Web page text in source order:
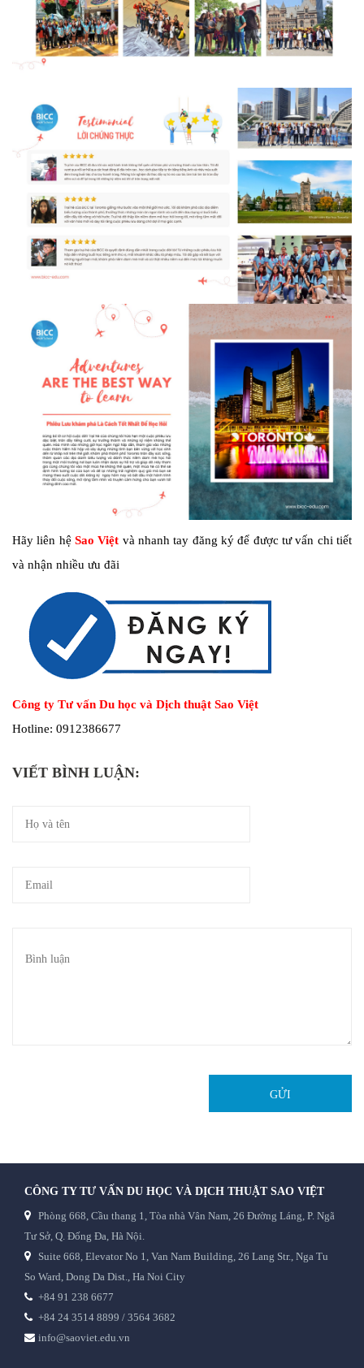
Hãy liên hệ Sao Việt và nhanh tay đăng ký để được tư vấn chi tiết
và nhận nhiều ưu đãi
Công ty Tư vấn Du học và Dịch thuật Sao Việt
Hotline: 0912386677
VIẾT BÌNH LUẬN:
GỬI
CÔNG TY TƯ VẤN DU HỌC VÀ DỊCH THUẬT SAO VIỆT
Phòng 668, Cầu thang 1, Tòa nhà Vân Nam, 26 Đường Láng, P. Ngã
Tư Sở, Q. Đống Đa, Hà Nội.
Suite 668, Elevator No 1, Van Nam Building, 26 Lang Str., Nga Tu
So Ward, Dong Da Dist., Ha Noi City
+84 91 238 6677
+84 24 3514 8899 / 3564 3682
info@saoviet.edu.vn